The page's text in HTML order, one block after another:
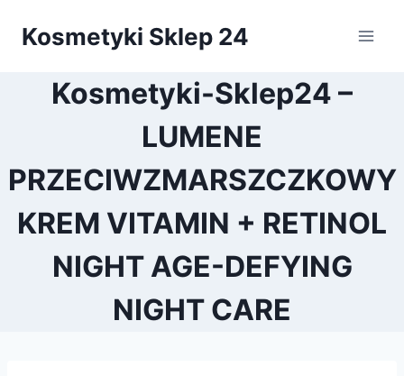
Kosmetyki Sklep 24
Kosmetyki-Sklep24 –
LUMENE
PRZECIWZMARSZCZKOWY
KREM VITAMIN + RETINOL
NIGHT AGE-DEFYING
NIGHT CARE